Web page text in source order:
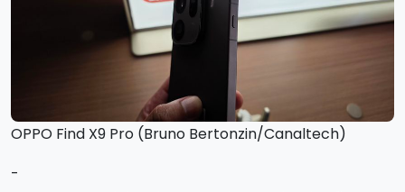
OPPO Find X9 Pro (Bruno Bertonzin/Canaltech)
-